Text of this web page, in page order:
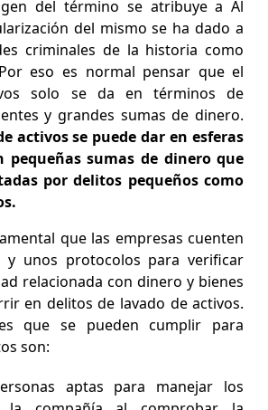
del término se atribuye a Al
del mismo se ha dado a
criminales de la historia como
eso es normal pensar que el
solo se da en términos de
y grandes sumas de dinero.
activos se puede dar en esferas
pequeñas sumas de dinero que
por delitos pequeños como
que las empresas cuenten
y unos protocolos para verificar
relacionada con dinero y bienes
en delitos de lavado de activos.
que se pueden cumplir para
son:
aptas para manejar los